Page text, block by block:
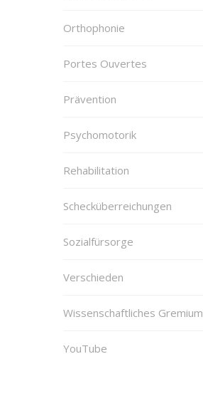
Orthophonie
Portes Ouvertes
Prävention
Psychomotorik
Rehabilitation
Schecküberreichungen
Sozialfürsorge
Verschieden
Wissenschaftliches Gremium
YouTube